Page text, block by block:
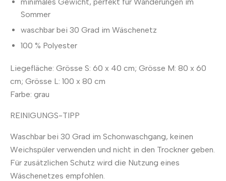
Sommer
waschbar bei 30 Grad im Wäschenetz
100 % Polyester
Liegefläche: Grösse S: 60 x 40 cm; Grösse M: 80 x 60
cm; Grösse L: 100 x 80 cm
Farbe: grau
REINIGUNGS-TIPP
Waschbar bei 30 Grad im Schonwaschgang, keinen
Weichspüler verwenden und nicht in den Trockner geben.
Für zusätzlichen Schutz wird die Nutzung eines
Wäschenetzes empfohlen.